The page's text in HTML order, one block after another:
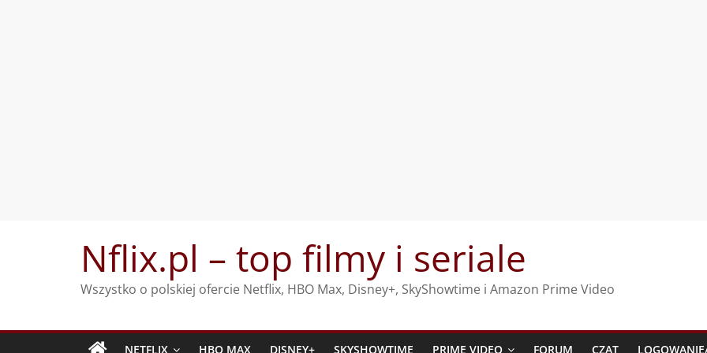
Nflix.pl – top filmy i seriale
Wszystko o polskiej ofercie Netflix, HBO Max, Disney+, SkyShowtime i Amazon Prime Video
NETFLIX HBO MAX DISNEY+ SKYSHOWTIME PRIME VIDEO FORUM CZAT